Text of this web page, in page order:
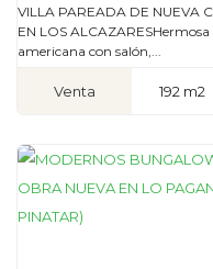
VILLA PAREADA DE NUEVA
EN LOS
americana con salón,...
Venta 192 m2